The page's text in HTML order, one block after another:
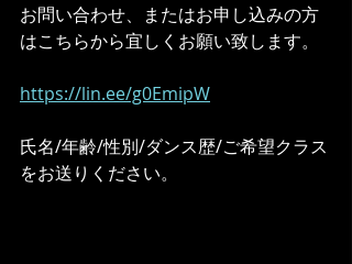
お問い合わせ、またはお申し込みの方
はこちらから宜しくお願い致します。
https://lin.ee/g0EmipW
氏名/年齢/性別/ダンス歴/ご希望クラス
をお送りください。